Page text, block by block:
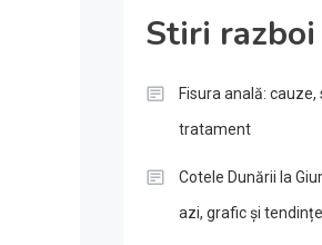
Stiri razboi
Fisura anală:
tratament
Cotele Dunării la
azi, grafic și